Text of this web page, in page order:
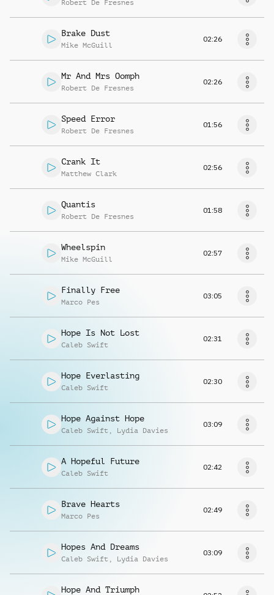
Robert De Fresnes
Brake Dust
Mike McGuill
02:26
Mr And Mrs Oomph
Robert De Fresnes
02:26
Speed Error
Robert De Fresnes
01:56
Crank It
Matthew Clark
02:56
Quantis
Robert De Fresnes
01:58
Wheelspin
Mike McGuill
02:57
Finally Free
Marco Pes
03:05
Hope Is Not Lost
Caleb Swift
02:31
Hope Everlasting
Caleb Swift
02:30
Hope Against Hope
Caleb Swift , Lydia Davies
03:09
A Hopeful Future
Caleb Swift
02:42
Brave Hearts
Marco Pes
02:49
Hopes And Dreams
Caleb Swift , Lydia Davies
03:09
Hope And Triumph